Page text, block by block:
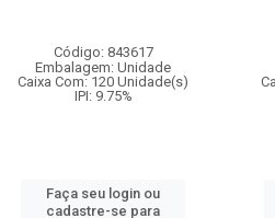
Código: 843617
Embalagem: Unidade
Caixa Com: 120 Unidade(s)
IPI: 9.75%
Faça seu login ou
cadastre-se para